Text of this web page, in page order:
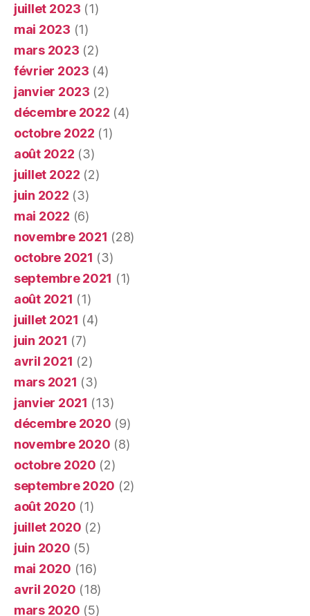
juillet 2023 (1)
mai 2023 (1)
mars 2023 (2)
février 2023 (4)
janvier 2023 (2)
décembre 2022 (4)
octobre 2022 (1)
août 2022 (3)
juillet 2022 (2)
juin 2022 (3)
mai 2022 (6)
novembre 2021 (28)
octobre 2021 (3)
septembre 2021 (1)
août 2021 (1)
juillet 2021 (4)
juin 2021 (7)
avril 2021 (2)
mars 2021 (3)
janvier 2021 (13)
décembre 2020 (9)
novembre 2020 (8)
octobre 2020 (2)
septembre 2020 (2)
août 2020 (1)
juillet 2020 (2)
juin 2020 (5)
mai 2020 (16)
avril 2020 (18)
mars 2020 (5)